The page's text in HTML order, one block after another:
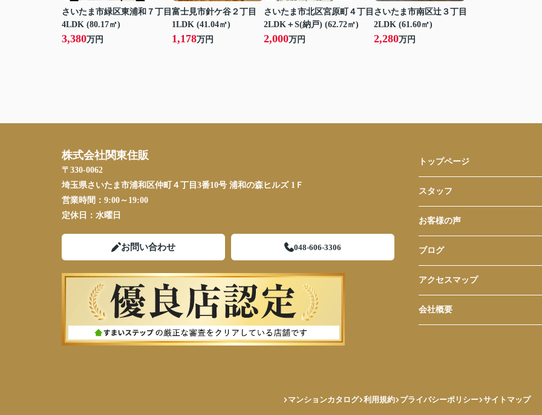
さいたま市緑区東浦和７丁目
4LDK (80.17㎡)
3,380万円
富士見市針ケ谷２丁目
1LDK (41.04㎡)
1,178万円
さいたま市北区宮原町４丁目
2LDK＋S(納戸) (62.72㎡)
2,000万円
さいたま市南区辻３丁目
2LDK (61.60㎡)
2,280万円
株式会社関東住販
〒330-0062
埼玉県さいたま市浦和区仲町４丁目3番10号 浦和の森ヒルズ 1Ｆ
営業時間： 9:00～19:00
定休日： 水曜日
お問い合わせ 048-606-3306
トップページ
スタッフ
お客様の声
ブログ
アクセスマップ
会社概要
マンションカタログ 利用規約 プライバシーポリシー サイトマップ